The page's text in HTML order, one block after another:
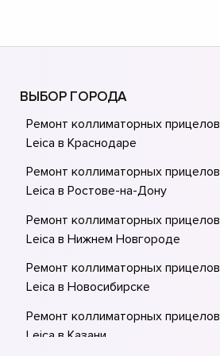
ВЫБОР ГОРОДА
Ремонт коллиматорных прицелов
Leica в Краснодаре
Ремонт коллиматорных прицелов
Leica в Ростове-на-Донy
Ремонт коллиматорных прицелов
Leica в Нижнем Новгороде
Ремонт коллиматорных прицелов
Leica в Новосибирске
Ремонт коллиматорных прицелов
Leica в Казани